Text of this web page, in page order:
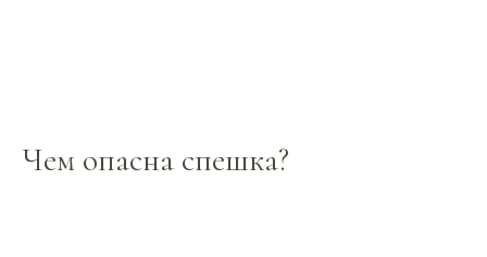
Чем опасна спешка?